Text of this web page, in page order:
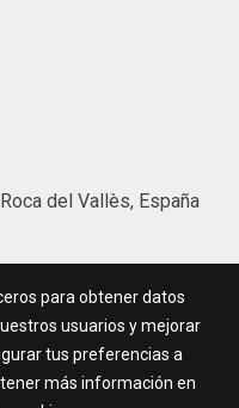
del Vallès, España
para obtener datos
usuarios y mejorar
tus preferencias a
más información en